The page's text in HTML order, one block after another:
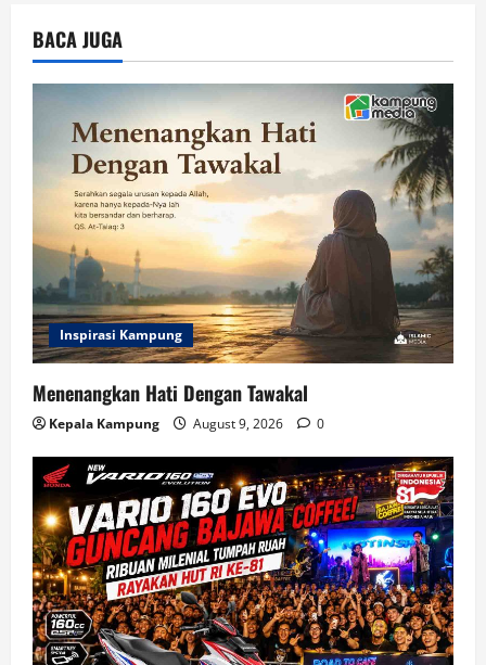
i
o
BACA JUGA
Inspirasi Kampung
Menenangkan Hati Dengan Tawakal
Kepala Kampung August 9, 2026 0